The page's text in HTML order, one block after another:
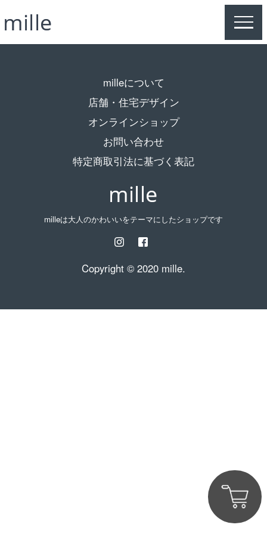
milleについて
店舗・住宅デザイン
オンラインショップ
お問い合わせ
特定商取引法に基づく表記
milleは大人のかわいいをテーマにしたショップです
Copyright © 2020 mille.